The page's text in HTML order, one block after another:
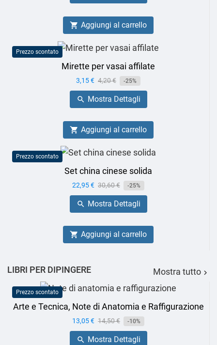
 Aggiungi al carrello
Prezzo scontato
Mirette per vasai affilate
Prezzo
3,15 € Prezzo
base
4,20 € -25%
 Mostra Dettagli
 Aggiungi al carrello
Prezzo scontato
Set china cinese solida
Prezzo
22,95 € Prezzo
base
30,60 € -25%
 Mostra Dettagli
 Aggiungi al carrello
LIBRI PER DIPINGERE Mostra tutto 
Prezzo scontato
Arte e Tecnica, Note di Anatomia e Raffigurazione
Prezzo
13,05 € Prezzo
base
14,50 € -10%
 Mostra Dettagli